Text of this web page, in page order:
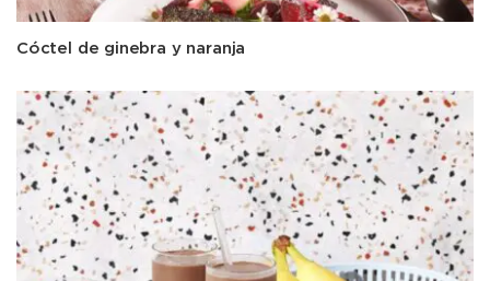
Cóctel de ginebra y naranja